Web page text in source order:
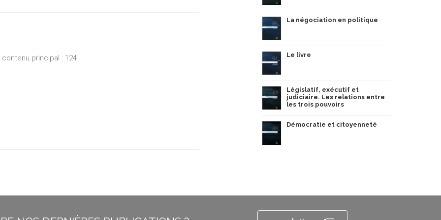
principal : 124
La négociation en politique
Le livre
Législatif, exécutif et
judiciaire. Les relations entre
les trois pouvoirs
Démocratie et citoyenneté